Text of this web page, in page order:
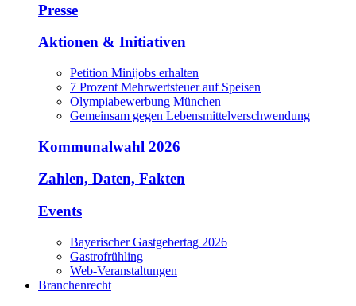
Presse
Aktionen & Initiativen
Petition Minijobs erhalten
7 Prozent Mehrwertsteuer auf Speisen
Olympiabewerbung München
Gemeinsam gegen Lebensmittelverschwendung
Kommunalwahl 2026
Zahlen, Daten, Fakten
Events
Bayerischer Gastgebertag 2026
Gastrofrühling
Web-Veranstaltungen
Branchenrecht